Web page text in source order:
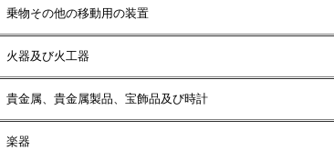
乗物その他の移動用の装置
火器及び火工器
貴金属、貴金属製品、宝飾品及び時計
楽器